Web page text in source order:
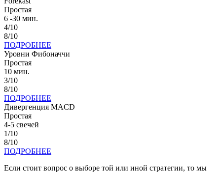
Простая
6 -30 мин.
4/10
8/10
ПОДРОБНЕЕ
Уровни Фибоначчи
Простая
10 мин.
3/10
8/10
ПОДРОБНЕЕ
Дивергенция MACD
Простая
4-5 свечей
1/10
8/10
ПОДРОБНЕЕ
Если стоит вопрос о выборе той или иной стратегии, то мы